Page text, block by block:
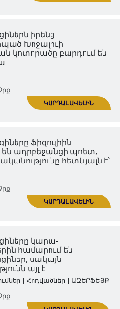
շահ
են իրենց
29, Չրք
Խոջալուի
կոտորածը
վրա
05, Չրք